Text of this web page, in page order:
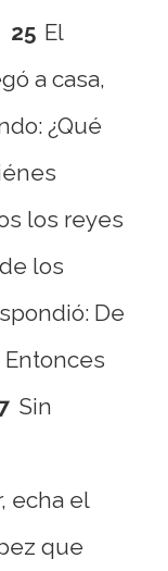
25 El
a casa,
¿Qué
los reyes
los
De
Entonces
Sin
echa el
que